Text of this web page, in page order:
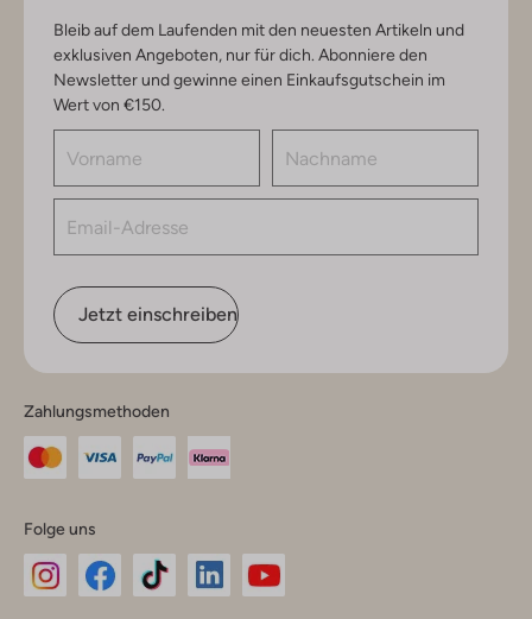
Bleib auf dem Laufenden mit den neuesten Artikeln und
exklusiven Angeboten, nur für dich. Abonniere den
Newsletter und gewinne einen Einkaufsgutschein im
Wert von €150.
Jetzt einschreiben
Zahlungsmethoden
Folge uns